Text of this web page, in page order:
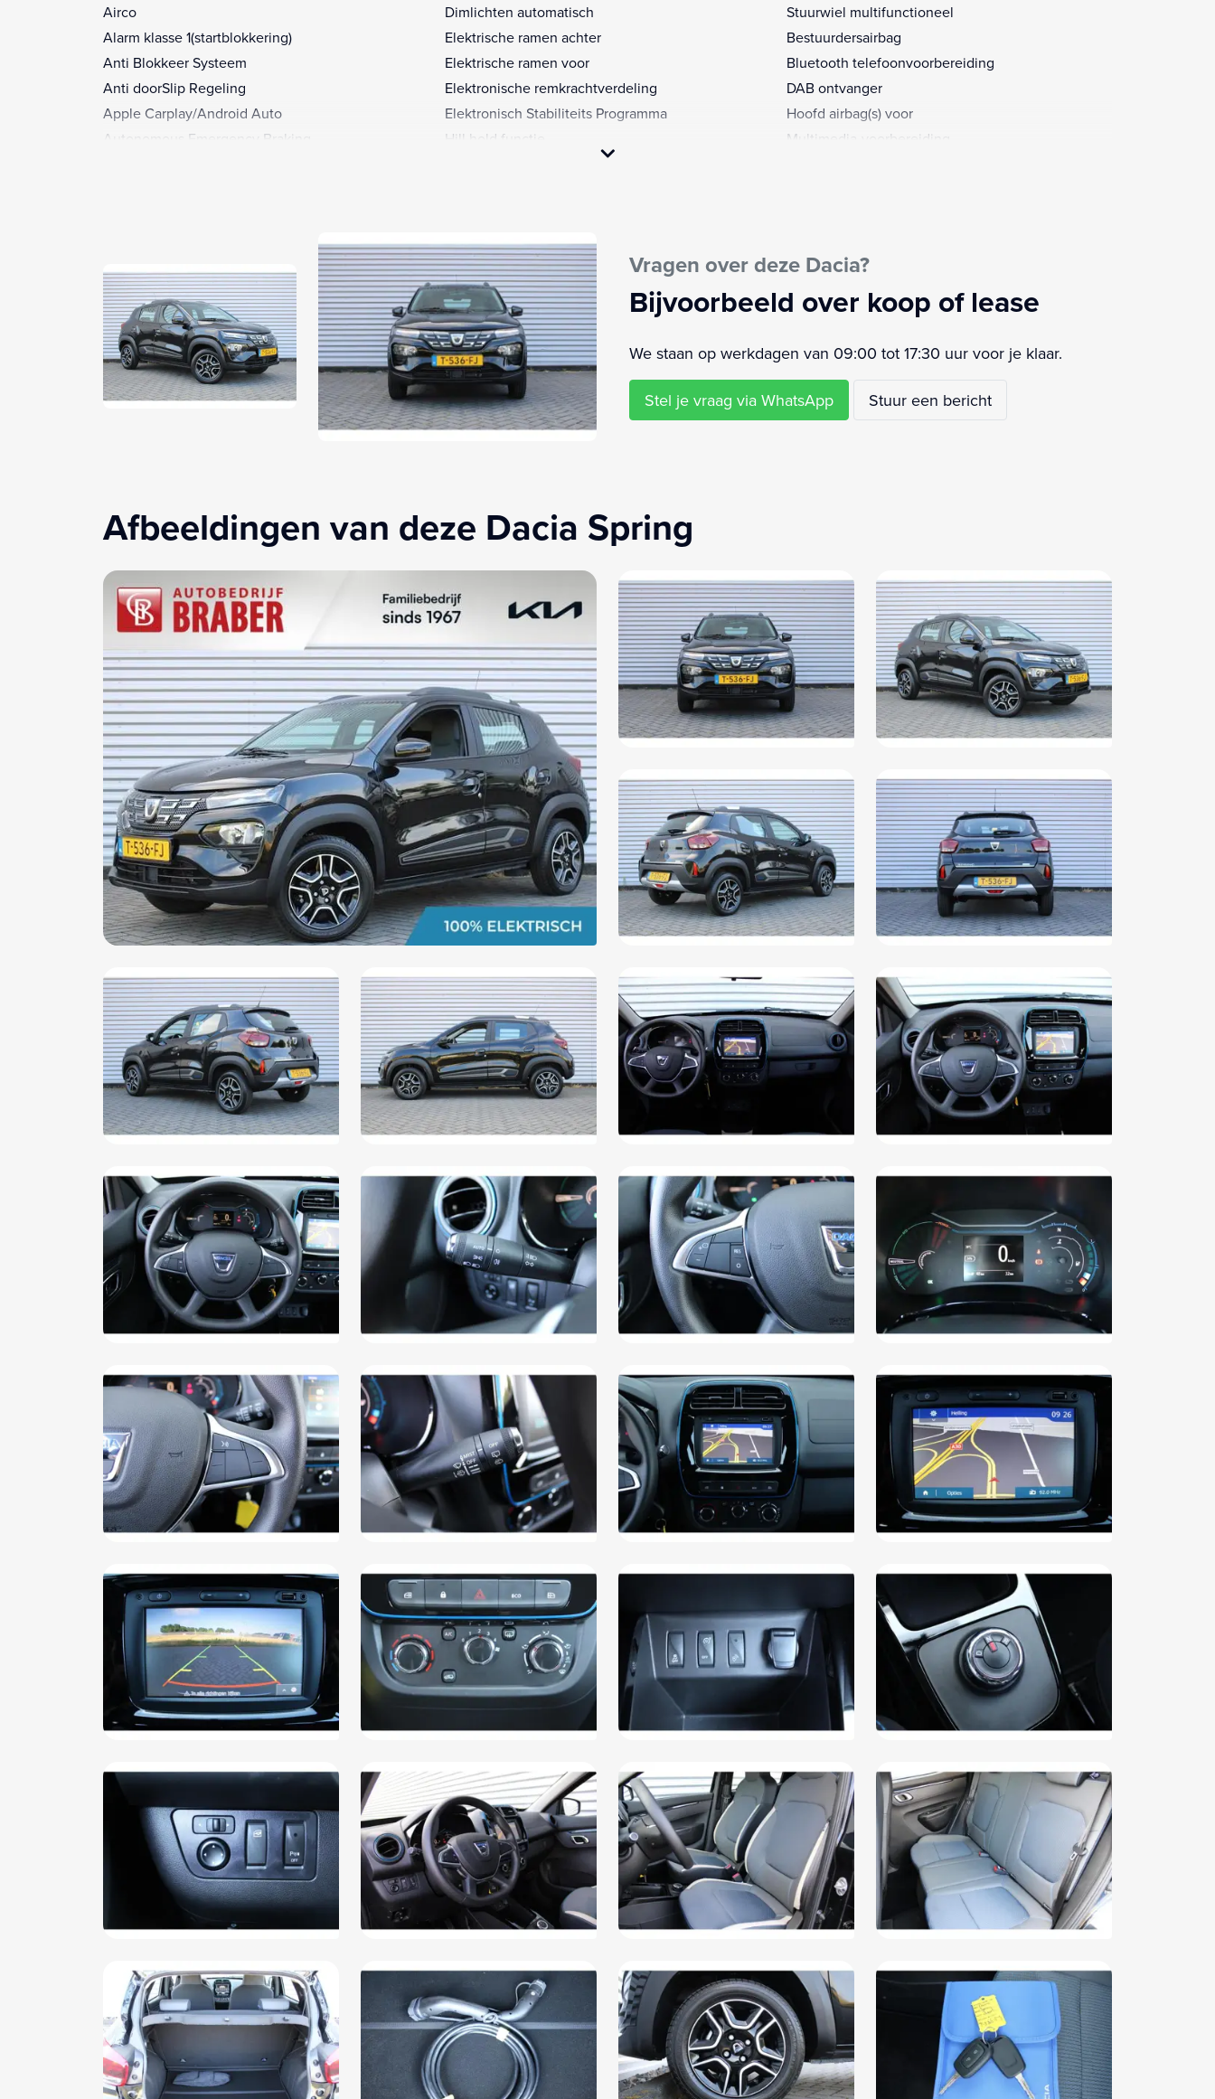
Airco
Alarm klasse 1(startblokkering)
Anti Blokkeer Systeem
Anti doorSlip Regeling
Apple Carplay/Android Auto
Autonomous Emergency Braking
Buitenspiegels elektrisch verstelbaar
Centrale deurvergrendeling met afstandsbediening
Dimlichten automatisch
Elektrische ramen achter
Elektrische ramen voor
Elektronische remkrachtverdeling
Elektronisch Stabiliteits Programma
Hill hold functie
Navigatiesysteem
Oplaadmogelijkheid
Stuurwiel multifunctioneel
Bestuurdersairbag
Bluetooth telefoonvoorbereiding
DAB ontvanger
Hoofd airbag(s) voor
Multimedia-voorbereiding
Parkeersensor achter
Vragen over deze Dacia?
Bijvoorbeeld over koop of lease
We staan op werkdagen van 09:00 tot 17:30 uur voor je klaar.
Stel je vraag via WhatsApp Stuur een bericht
Afbeeldingen van deze Dacia Spring